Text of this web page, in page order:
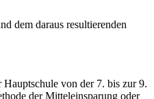
dem daraus resultierenden
von der 7. bis zur 9.
der Mitteleinsparung oder